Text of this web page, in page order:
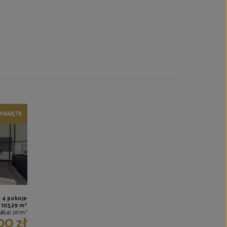
4 pokoje
103,29 m2
48,41 zł/m2